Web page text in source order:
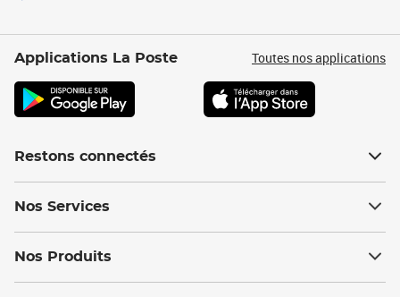
Applications La Poste Toutes nos applications
Restons connectés
Nos Services
Nos Produits